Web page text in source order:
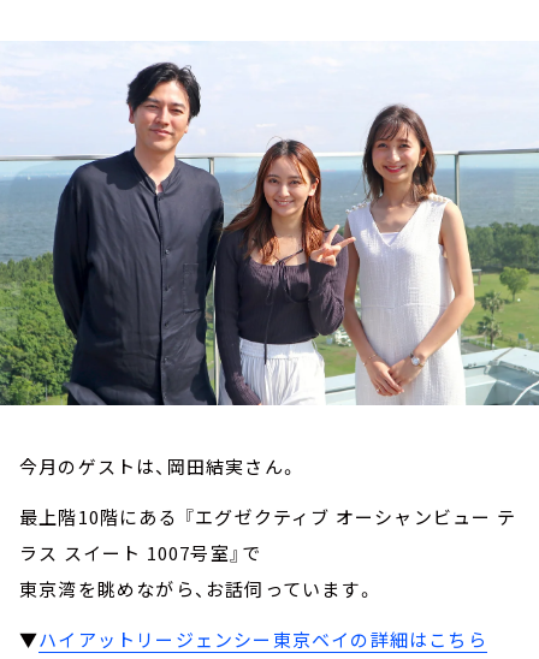
お知らせ
イベント・グッズ
YouTube
会社情報
今月のゲストは、岡田結実さん。
最上階10階にある 『エグゼクティブ オーシャンビュー テ
ラス スイート 1007号室』で
東京湾を眺めながら、お話伺っています。
▼ハイアットリージェンシー東京ベイの詳細はこちら